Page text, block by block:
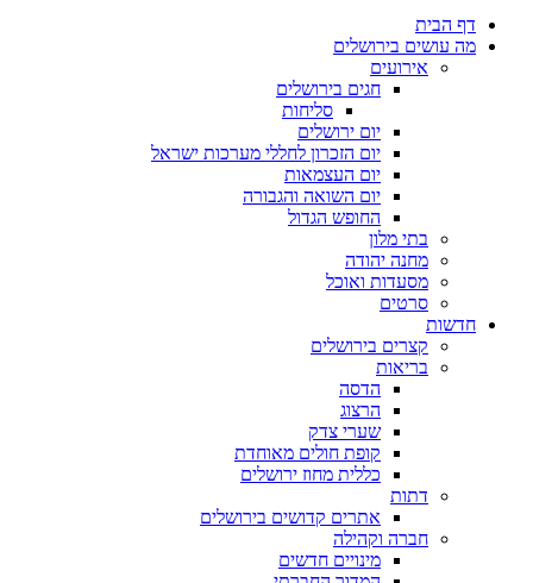
דף הבית
מה עושים בירושלים
אירועים
חגים בירושלים
סליחות
יום ירושלים
יום הזכרון לחללי מערכות ישראל
יום העצמאות
יום השואה והגבורה
החופש הגדול
בתי מלון
מחנה יהודה
מסעדות ואוכל
סרטים
חדשות
קצרים בירושלים
בריאות
הדסה
הרצוג
שערי צדק
קופת חולים מאוחדת
כללית מחוז ירושלים
דתות
אתרים קדושים בירושלים
חברה וקהילה
מינויים חדשים